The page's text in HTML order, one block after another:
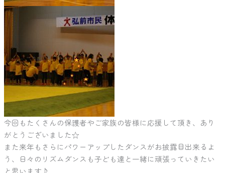
今回もたくさんの保護者やご家族の皆様に応援して頂き、あり
がとうございました☆
また来年もさらにパワーアップしたダンスがお披露目出来るよ
う、日々のリズムダンスも子ども達と一緒に頑張っていきたい